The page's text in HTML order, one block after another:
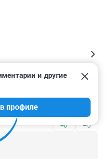
автобусе - не знаю
+0 –0
и другие
профиле